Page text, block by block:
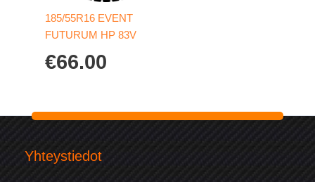
185/55R16 EVENT
FUTURUM HP 83V
€66.00
Yhteystiedot